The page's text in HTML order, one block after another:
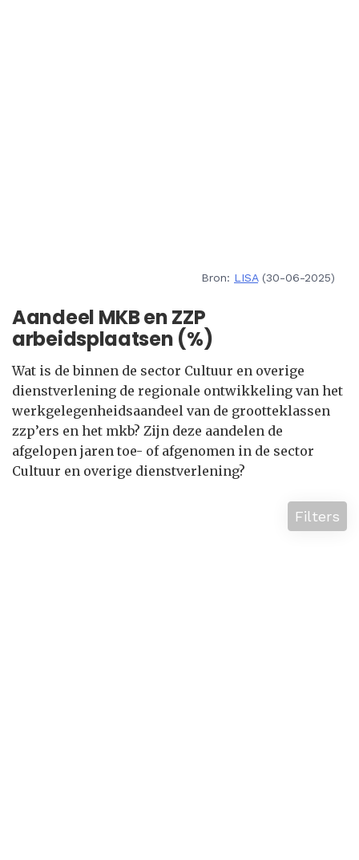
Bron: LISA(30-06-2025)
Aandeel MKB en ZZP
arbeidsplaatsen (%)
Wat is de binnen de sector Cultuur en overige
dienstverlening de regionale ontwikkeling van het
werkgelegenheidsaandeel van de grootteklassen
zzp’ers en het mkb? Zijn deze aandelen de
afgelopen jaren toe- of afgenomen in de sector
Cultuur en overige dienstverlening?
Filters